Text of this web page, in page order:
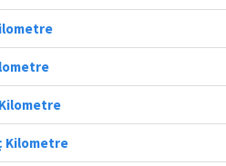
Kilometre
Kilometre